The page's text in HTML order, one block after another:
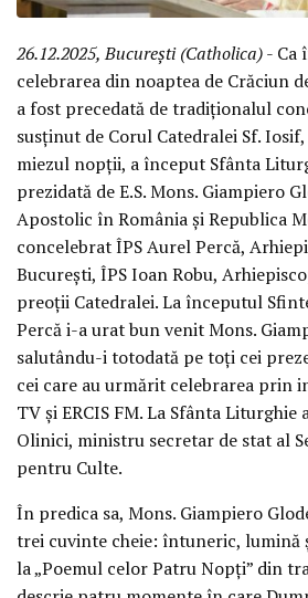
26.12.2025, București (Catholica)- Ca
celebrarea din noaptea de Crăciun
a fost precedată de tradiționalul
susținut de Corul Catedralei Sf. Iosif,
miezul nopții, a început Sfânta
prezidată de E.S. Mons. Giampiero
Apostolic în România și Republica
concelebrat ÎPS Aurel Percă,
București, ÎPS Ioan Robu,
preoții Catedralei. La începutul
Percă i-a urat bun venit Mons.
salutându-i totodată pe toți cei
cei care au urmărit celebrarea prin
TV și ERCIS FM. La Sfânta
Olinici, ministru secretar de stat al
pentru Culte.
În predica sa, Mons. Giampiero
trei cuvinte cheie: întuneric, lumină
la „Poemul celor Patru Nopți” din